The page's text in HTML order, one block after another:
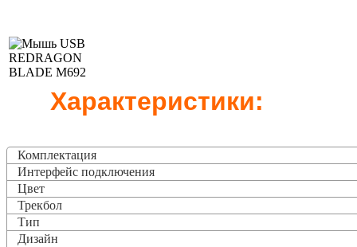
Характеристики:
Комплектация
Интерфейс подключения
Цвет
Трекбол
Тип
Дизайн